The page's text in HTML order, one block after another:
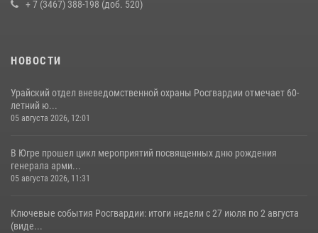
+ 7 (3467) 388-198 (доб. 520)
НОВОСТИ
Урайский отдел вневедомственной охраны Росгвардии отмечает 60-
летний ю...
05 августа 2026, 12:01
В Югре прошел цикл мероприятий посвященных дню рождения
генерала арми...
05 августа 2026, 11:31
Ключевые события Росгвардии: итоги недели с 27 июля по 2 августа
(виде...